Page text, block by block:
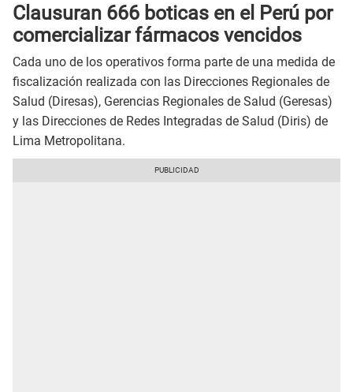
Clausuran 666 boticas en el Perú por
comercializar fármacos vencidos
Cada uno de los operativos forma parte de una medida de
fiscalización realizada con las Direcciones Regionales de
Salud (Diresas), Gerencias Regionales de Salud (Geresas)
y las Direcciones de Redes Integradas de Salud (Diris) de
Lima Metropolitana.